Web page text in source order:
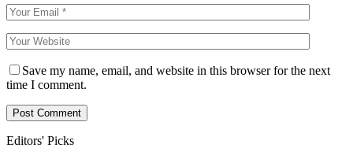
Save my name, email, and website in this browser for the next
time I comment.
Editors' Picks